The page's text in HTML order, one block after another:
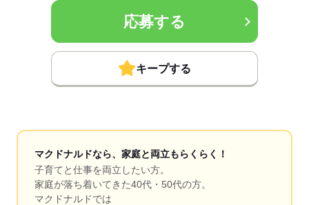
応募する
キープする
マクドナルドなら、家庭と両立もらくらく！
子育てと仕事を両立したい方。
家庭が落ち着いてきた40代・50代の方。
マクドナルドでは